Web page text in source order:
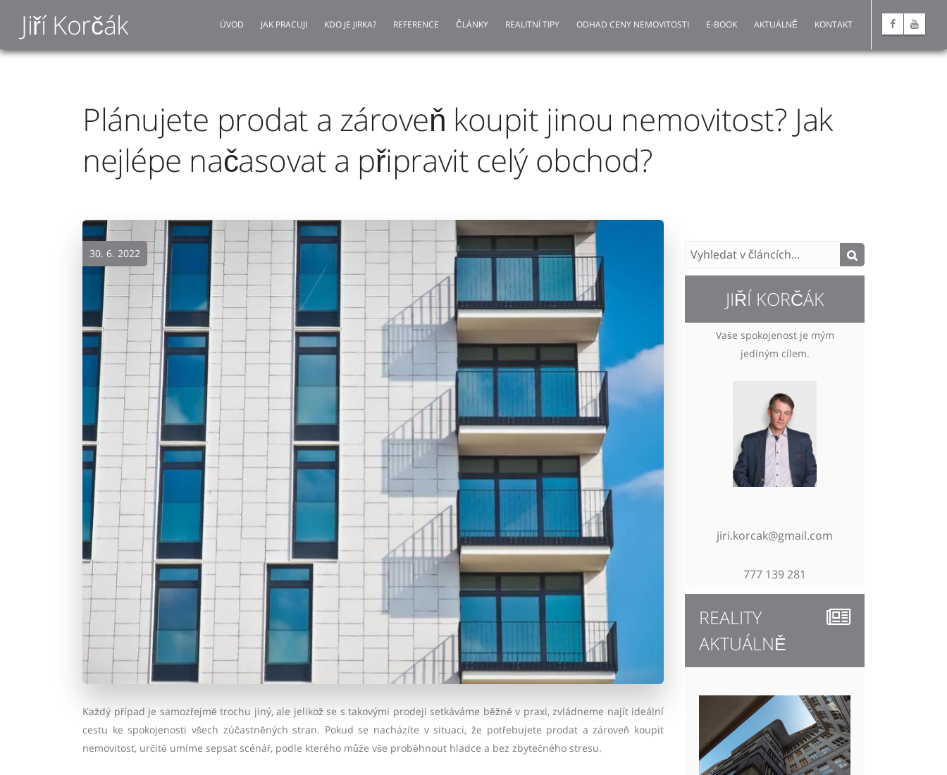
Jiří Korčák ÚVOD JAK PRACUJI KDO JE JIRKA? REFERENCE ČLÁNKY REALITNÍ TIPY ODHAD CENY NEMOVITOSTI E-BOOK AKTUÁLNĚ KONTAKT
Plánujete prodat a zároveň koupit jinou nemovitost? Jak
nejlépe načasovat a připravit celý obchod?
30. 6. 2022
Každý případ je samozřejmě trochu jiný, ale jelikož se s takovými prodeji setkáváme běžně v praxi, zvládneme najít ideální
cestu ke spokojenosti všech zúčastněných stran. Pokud se nacházíte v situaci, že potřebujete prodat a zároveň koupit
nemovitost, určitě umíme sepsat scénář, podle kterého může vše proběhnout hladce a bez zbytečného stresu.
JIŘÍ KORČÁK
Vaše spokojenost je mým
jediným cílem.
jiri.korcak@gmail.com
777 139 281
REALITY
AKTUÁLNĚ